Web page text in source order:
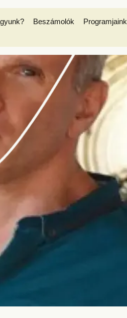
Beszámolók Programjaink